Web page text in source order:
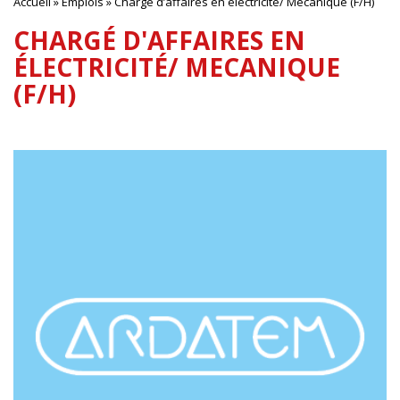
CHARGÉ D'AFFAIRES EN
ÉLECTRICITÉ/ MECANIQUE
(F/H)